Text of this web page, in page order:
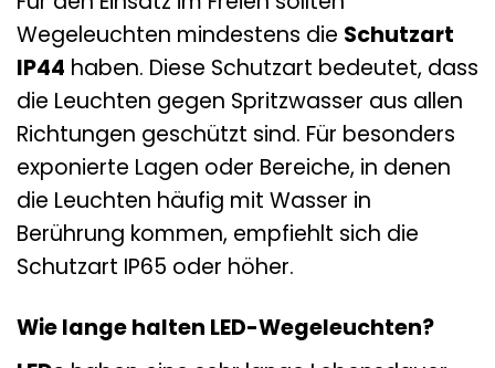
Wegeleuchten mindestens die Schutzart
IP44 haben. Diese Schutzart bedeutet, dass
die Leuchten gegen Spritzwasser aus allen
Richtungen geschützt sind. Für besonders
exponierte Lagen oder Bereiche, in denen
die Leuchten häufig mit Wasser in
Berührung kommen, empfiehlt sich die
Schutzart IP65 oder höher.
Wie lange halten LED-Wegeleuchten?